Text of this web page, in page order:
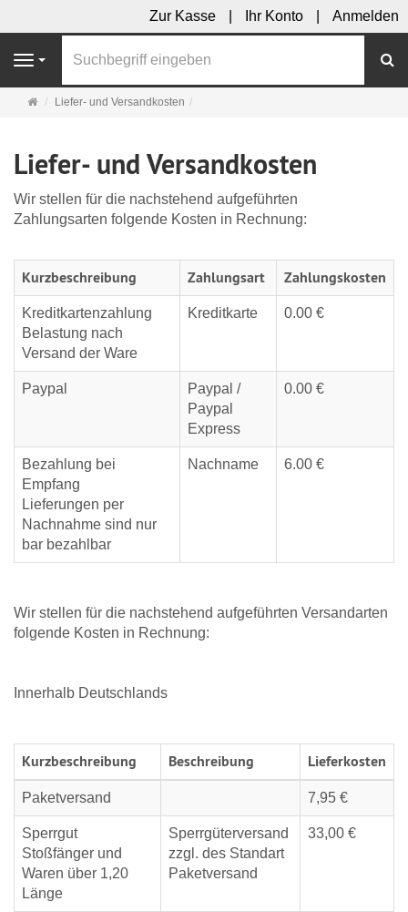
Zur Kasse Ihr Konto Anmelden
Navigation
Startseite
Liefer- und Versandkosten
Liefer- und Versandkosten
Wir stellen für die nachstehend aufgeführten
Zahlungsarten folgende Kosten in Rechnung:
Kurzbeschreibung Zahlungsart Zahlungskosten
Kreditkartenzahlung
Belastung nach
Versand der Ware
Kreditkarte 0.00 €
Paypal
Paypal /
Paypal
Express
0.00 €
Bezahlung bei
Empfang
Lieferungen per
Nachnahme sind nur
bar bezahlbar
Nachname 6.00 €
Wir stellen für die nachstehend aufgeführten Versandarten
folgende Kosten in Rechnung:
Innerhalb Deutschlands
Kurzbeschreibung Beschreibung Lieferkosten
Paketversand 7,95 €
Sperrgut
Stoßfänger und
Waren über 1,20
Länge
Sperrgüterversand
zzgl. des Standart
Paketversand
33,00 €